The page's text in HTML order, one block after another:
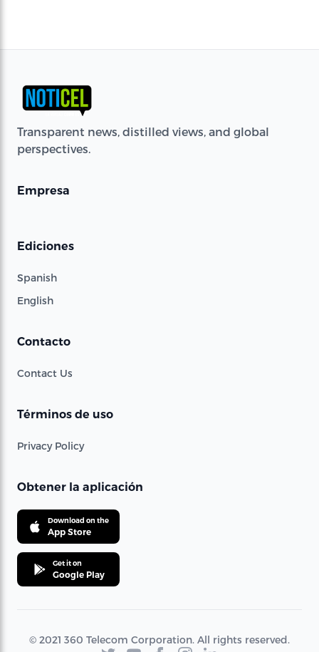
Transparent news, distilled views, and global
perspectives.
Empresa
Ediciones
Spanish
English
Contacto
Contact Us
Términos de uso
Privacy Policy
Obtener la aplicación
Download on the
App Store
Get it on
Google Play
© 2021 360 Telecom Corporation. All rights reserved.